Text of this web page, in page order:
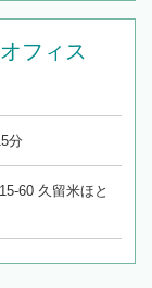
フィス
分
60 久留米ほと